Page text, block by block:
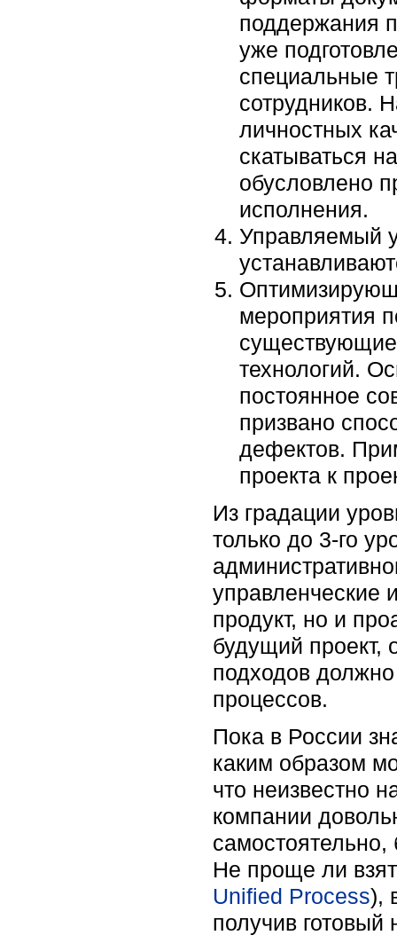
поддержания
уже
специальные
сотрудников.
личностных
скатываться
обусловлено
исполнения.
Управляемый
мероприятия
технологий.
постоянное
призвано
дефектов.
проекта к
Из градации
только до 3-го
управленческие
продукт, но и
будущий
подходов
процессов.
Пока в России
каким образом
что неизвестно
компании
самостоятельно,
Не проще ли
Unified Process),
получив